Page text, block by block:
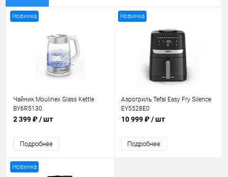
Новинка
Чайник Moulinex Glass Kettle
BY6R5130
2 399 ₽/ шт
Подробнее
Новинка
Аэрогриль Tefal Easy Fry Silence
EY5528E0
10 999 ₽/ шт
Подробнее
Новинка